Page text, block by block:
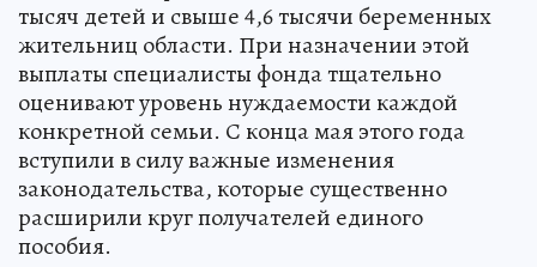
тысяч детей и свыше 4,6 тысячи беременных
жительниц области. При назначении этой
выплаты специалисты фонда тщательно
оценивают уровень нуждаемости каждой
конкретной семьи. С конца мая этого года
вступили в силу важные изменения
законодательства, которые существенно
расширили круг получателей единого
пособия.